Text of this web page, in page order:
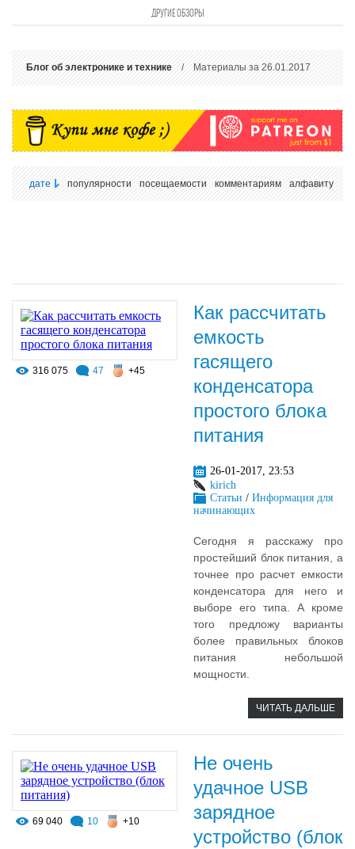
ДРУГИЕ ОБЗОРЫ
Блог об электронике и технике/ Материалы за 26.01.2017
дате популярности посещаемости комментариям алфавиту
316 075 47 +45
Как рассчитать
емкость
гасящего
конденсатора
простого блока
питания
26-01-2017, 23:53
kirich
Статьи / Информация для
начинающих
Сегодня я расскажу про
простейший блок питания, а
точнее про расчет емкости
конденсатора для него и
выборе его типа. А кроме
того предложу варианты
более правильных блоков
питания небольшой
мощности.
ЧИТАТЬ ДАЛЬШЕ
69 040 10 +10
Не очень
удачное USB
зарядное
устройство (блок